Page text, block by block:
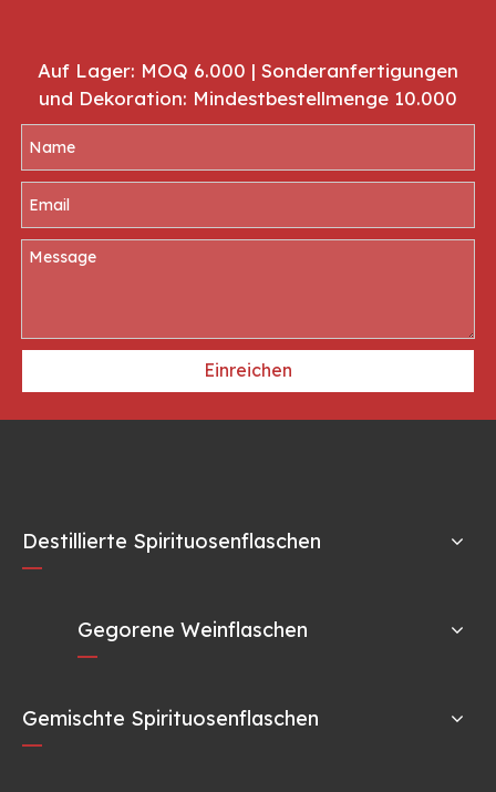
Auf Lager: MOQ 6.000 | Sonderanfertigungen
und Dekoration: Mindestbestellmenge 10.000
Einreichen
Destillierte Spirituosenflaschen
Gegorene Weinflaschen
Gemischte Spirituosenflaschen